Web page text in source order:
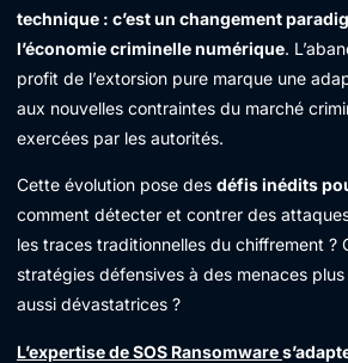
technique : c’est un changement
l’économie criminelle numérique.
profit de l’extorsion pure marque une
aux nouvelles contraintes du marché
exercées par les autorités.
Cette évolution pose des défis inédits
comment détecter et contrer des
les traces traditionnelles du chiffrement ?
stratégies défensives à des menaces
aussi dévastatrices ?
L’expertise de SOS Ransomware